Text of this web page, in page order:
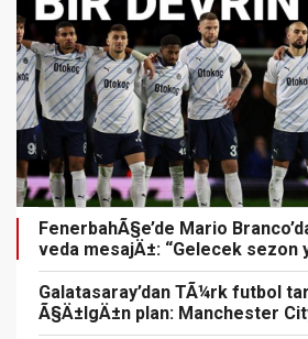
FenerbahÃ§e’de Mario
veda mesajÄ±: “Gelecek sezon
Galatasaray’dan TÃ¼rk futbol
Ã§Ä±lgÄ±n plan: Manchester